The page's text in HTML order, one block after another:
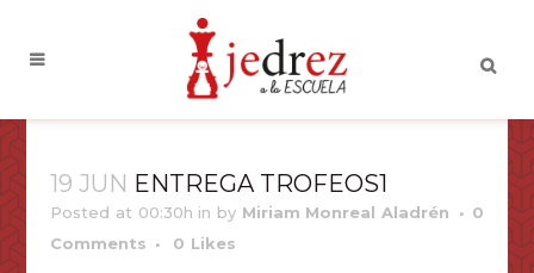
19 JUN ENTREGA TROFEOS1
Posted at 00:30h in by Miriam Monreal Aladrén
0
Comments
0 Likes